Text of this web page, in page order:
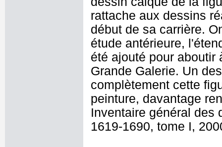
rattache aux dessins
début de sa carrière.
étude antérieure,
été ajouté pour aboutir
Grande Galerie. Un
complètement cette
peinture, davantage
Inventaire général des
1619-1690, tome I,